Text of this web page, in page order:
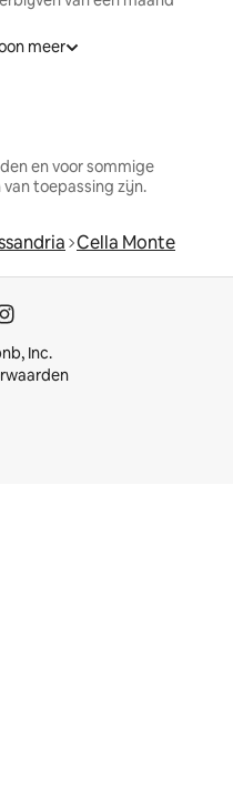
meer
en voor sommige
toepassing zijn.
Cella Monte
Inc.